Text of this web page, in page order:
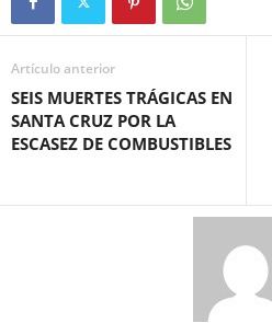
Artículo anterior
SEIS MUERTES TRÁGICAS EN
SANTA CRUZ POR LA
ESCASEZ DE COMBUSTIBLES